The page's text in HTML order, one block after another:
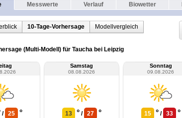
Messwerte Verlauf Biowetter
10-Tage-Vorhersage Modellvergleich
(Multi-Modell) für Taucha bei Leipzig
/ 25 °
Samstag
08.08.2026
13 °/ 27 °
Sonntag
09.08.2026
15 °/ 33 °